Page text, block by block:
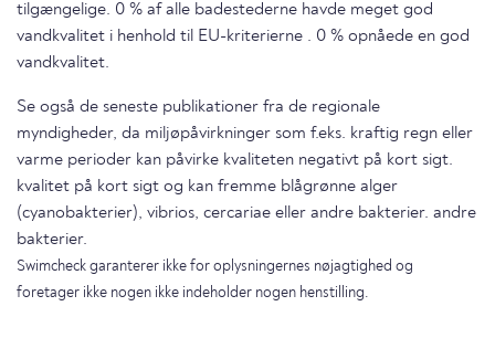
tilgængelige. 0 % af alle badestederne havde meget god
vandkvalitet i henhold til EU-kriterierne . 0 % opnåede en god
vandkvalitet.
Se også de seneste publikationer fra de regionale
myndigheder, da miljøpåvirkninger som f.eks. kraftig regn eller
varme perioder kan påvirke kvaliteten negativt på kort sigt.
kvalitet på kort sigt og kan fremme blågrønne alger
(cyanobakterier), vibrios, cercariae eller andre bakterier. andre
bakterier.
Swimcheck garanterer ikke for oplysningernes nøjagtighed og
foretager ikke nogen ikke indeholder nogen henstilling.